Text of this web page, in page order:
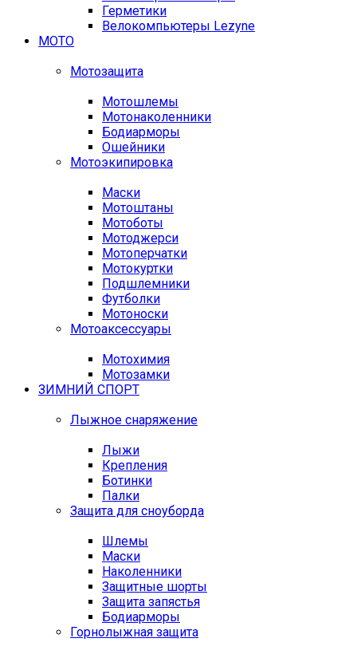
Герметики
Велокомпьютеры Lezyne
МОТО
Мотозащита
Мотошлемы
Мотонаколенники
Бодиарморы
Ошейники
Мотоэкипировка
Маски
Мотоштаны
Мотоботы
Мотоджерси
Мотоперчатки
Мотокуртки
Подшлемники
Футболки
Мотоноски
Мотоаксессуары
Мотохимия
Мотозамки
ЗИМНИЙ СПОРТ
Лыжное снаряжение
Лыжи
Крепления
Ботинки
Палки
Защита для сноуборда
Шлемы
Маски
Наколенники
Защитные шорты
Защита запястья
Бодиарморы
Горнолыжная защита